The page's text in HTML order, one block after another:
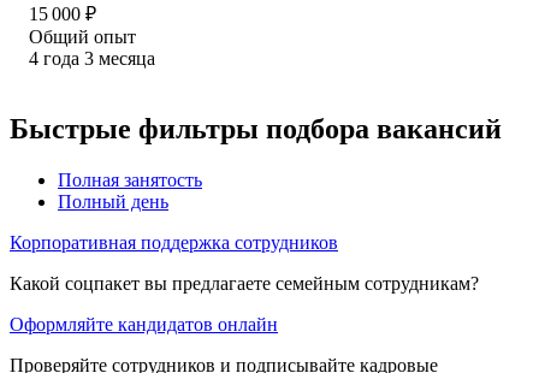
15 000 ₽
Общий опыт
4 года 3 месяца
Быстрые фильтры подбора вакансий
Полная занятость
Полный день
Корпоративная поддержка сотрудников
Какой соцпакет вы предлагаете семейным сотрудникам?
Оформляйте кандидатов онлайн
Проверяйте сотрудников и подписывайте кадровые